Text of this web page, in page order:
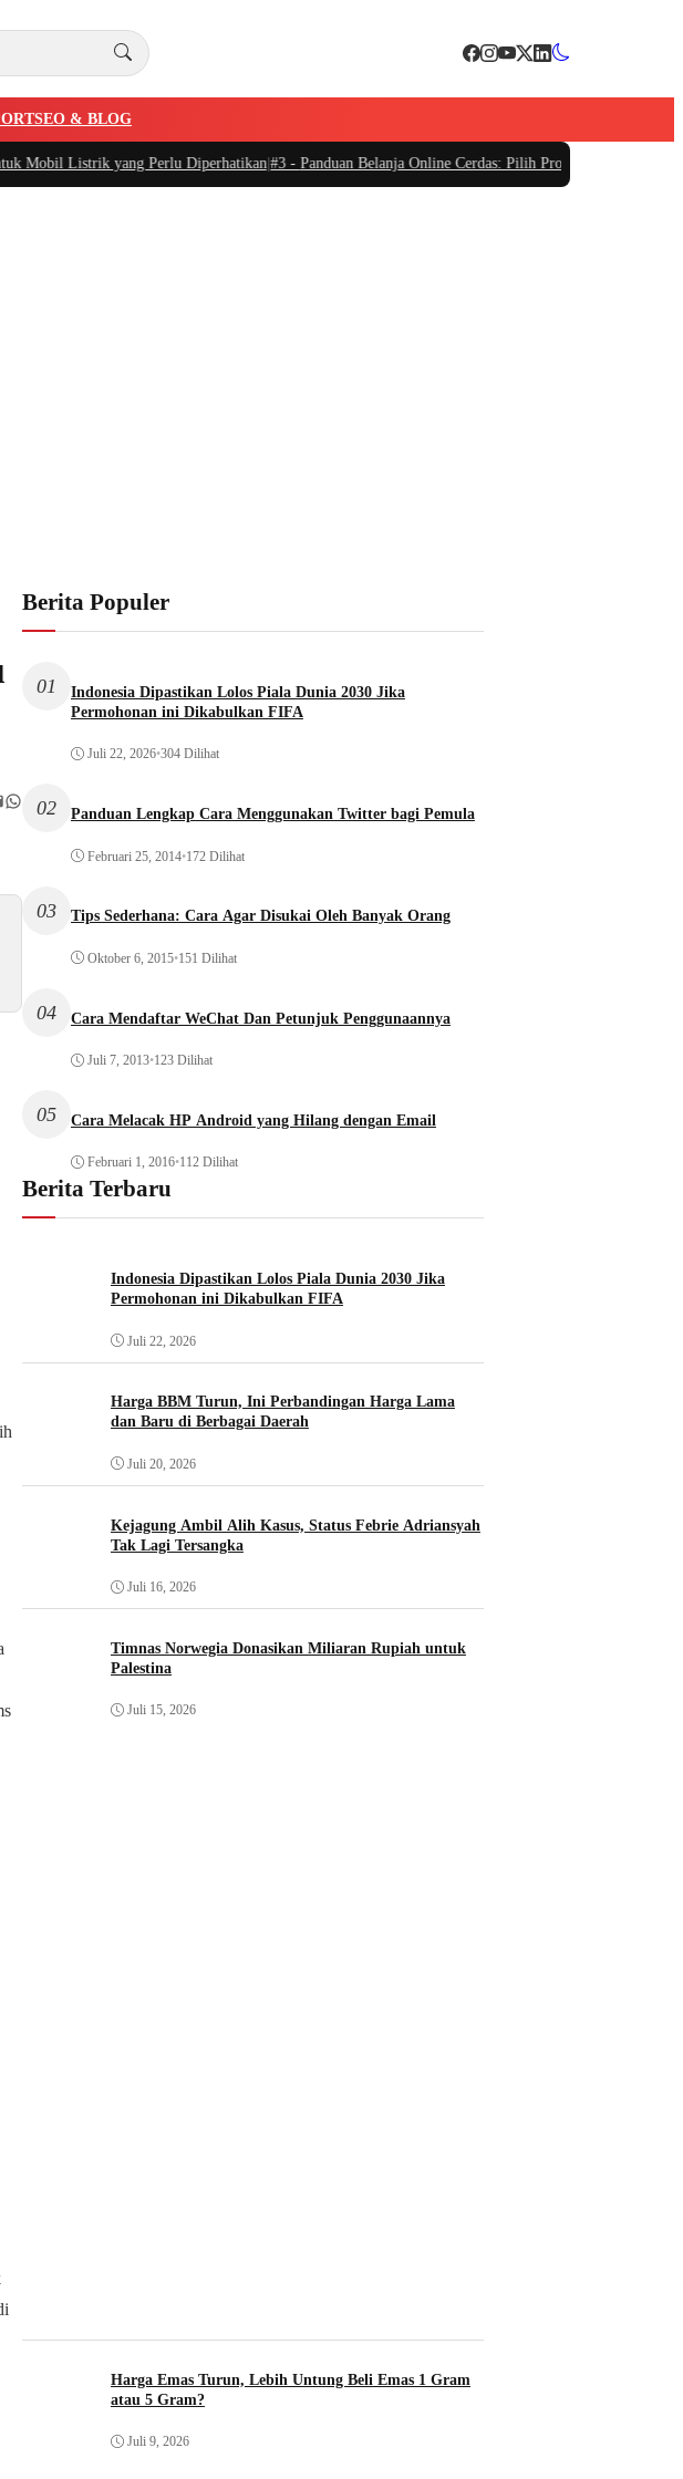
SEO & BLOG
Listrik yang Perlu Diperhatikan|#3 -Panduan Belanja Online Cerdas: Pilih Produk dengan Bijak dan
WhatsApp
Berita Populer
01
Indonesia Dipastikan Lolos Piala Dunia 2030 Jika
Permohonan ini Dikabulkan FIFA
Juli 22, 2026•304 Dilihat
02 Panduan Lengkap Cara Menggunakan Twitter bagi Pemula
Februari 25, 2014•172 Dilihat
03 Tips Sederhana: Cara Agar Disukai Oleh Banyak Orang
Oktober 6, 2015•151 Dilihat
04 Cara Mendaftar WeChat Dan Petunjuk Penggunaannya
Juli 7, 2013•123 Dilihat
05 Cara Melacak HP Android yang Hilang dengan Email
Februari 1, 2016•112 Dilihat
Berita Terbaru
Indonesia Dipastikan Lolos Piala Dunia 2030 Jika
Permohonan ini Dikabulkan FIFA
Juli 22, 2026
Harga BBM Turun, Ini Perbandingan Harga Lama
dan Baru di Berbagai Daerah
Juli 20, 2026
Kejagung Ambil Alih Kasus, Status Febrie Adriansyah
Tak Lagi Tersangka
Juli 16, 2026
Timnas Norwegia Donasikan Miliaran Rupiah untuk
Palestina
Juli 15, 2026
Harga Emas Turun, Lebih Untung Beli Emas 1 Gram
atau 5 Gram?
Juli 9, 2026